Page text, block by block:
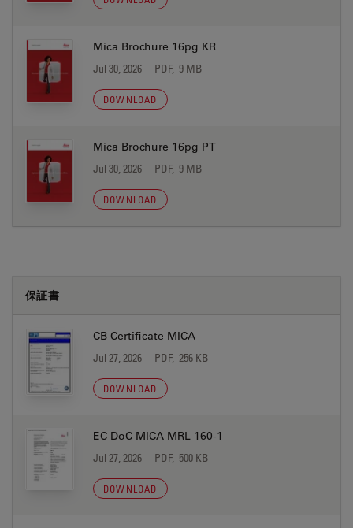
Mica Brochure 16pg KR
Jul 30, 2026 PDF, 9 MB
DOWNLOAD
Mica Brochure 16pg PT
Jul 30, 2026 PDF, 9 MB
DOWNLOAD
保証書
CB Certificate MICA
Jul 27, 2026 PDF, 256 KB
DOWNLOAD
EC DoC MICA MRL 160-1
Jul 27, 2026 PDF, 500 KB
DOWNLOAD